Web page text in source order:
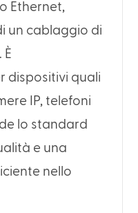
Ethernet,
un cablaggio di
dispositivi quali
IP, telefoni
lo standard
e una
nello